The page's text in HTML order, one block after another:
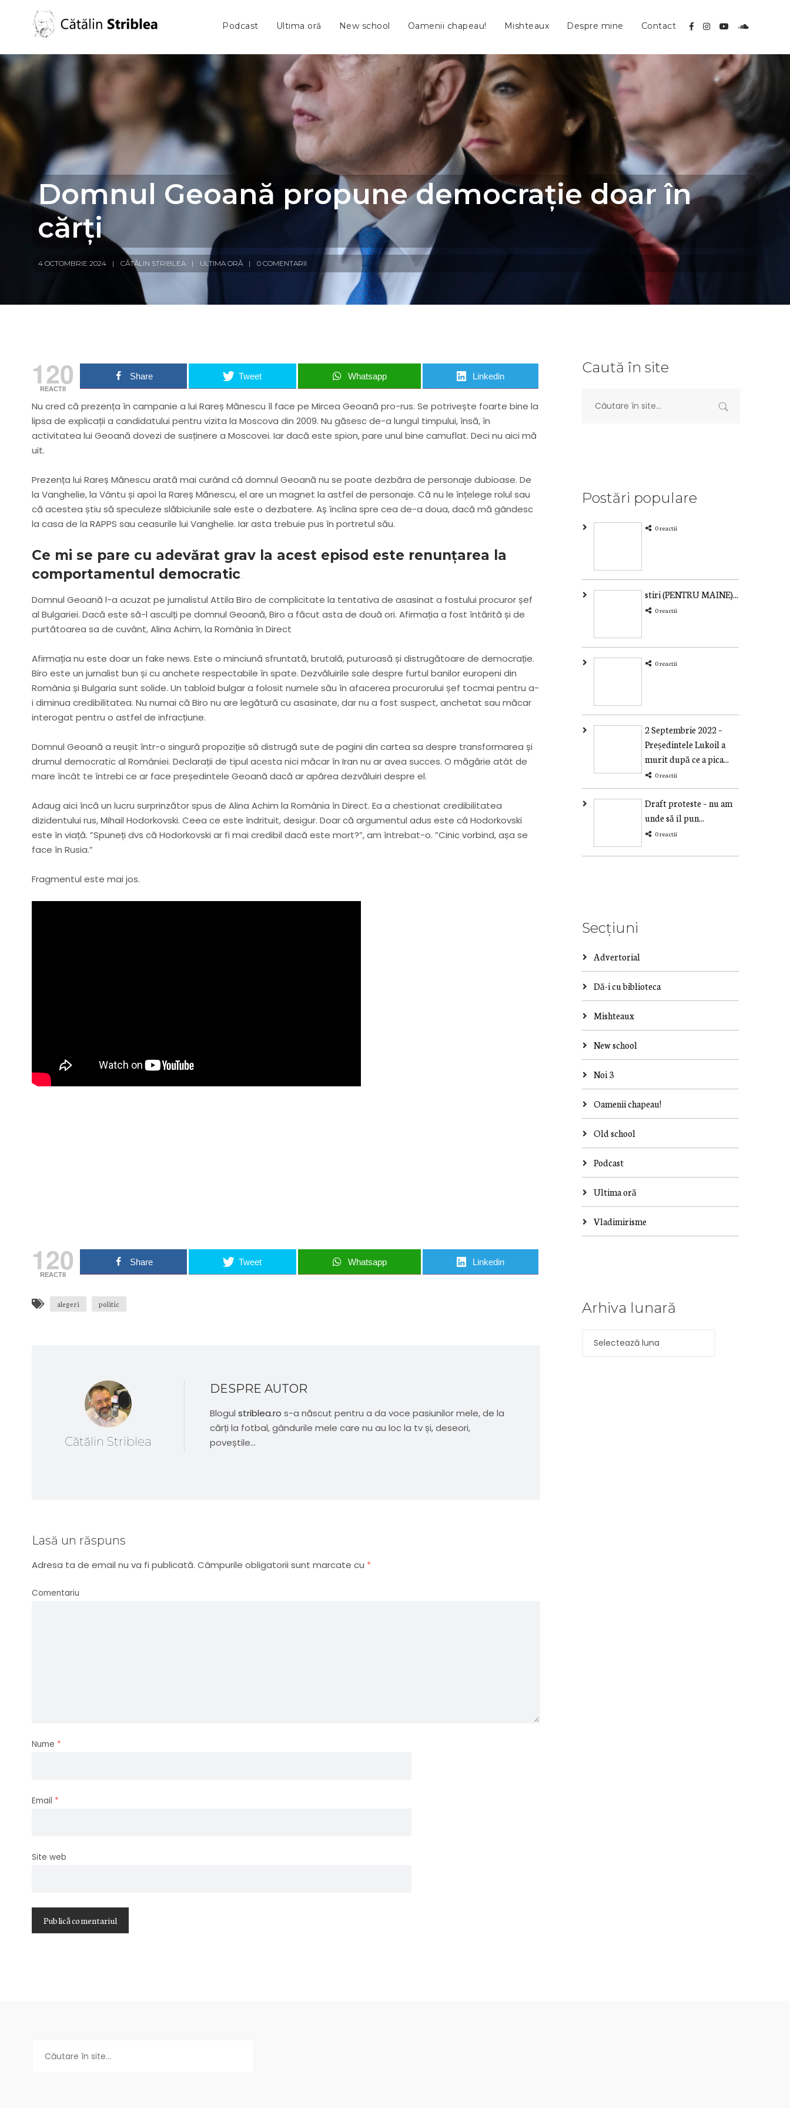
Podcast Ultima oră New school Oamenii chapeau! Mishteaux Despre mine Contact
Domnul Geoană propune democrație doar în
cărți
4 OCTOMBRIE 2024 CĂTĂLIN STRIBLEA ULTIMA ORĂ 0 COMENTARII
120
REACTII
Share Tweet Whatsapp Linkedin
Nu cred că prezența în campanie a lui Rareș Mănescu îl face pe Mircea Geoană pro-rus. Se potrivește foarte bine la
lipsa de explicații a candidatului pentru vizita la Moscova din 2009. Nu găsesc de-a lungul timpului, însă, în
activitatea lui Geoană dovezi de susținere a Moscovei. Iar dacă este spion, pare unul bine camuflat. Deci nu aici mă
uit.
Prezența lui Rareș Mănescu arată mai curând că domnul Geoană nu se poate dezbăra de personaje dubioase. De
la Vanghelie, la Vântu și apoi la Rareș Mănescu, el are un magnet la astfel de personaje. Că nu le înțelege rolul sau
că acestea știu să speculeze slăbiciunile sale este o dezbatere. Aș înclina spre cea de-a doua, dacă mă gândesc
la casa de la RAPPS sau ceasurile lui Vanghelie. Iar asta trebuie pus în portretul său.
Ce mi se pare cu adevărat grav la acest episod este renunțarea la
comportamentul democratic.
Domnul Geoană l-a acuzat pe jurnalistul Attila Biro de complicitate la tentativa de asasinat a fostului procuror șef
al Bulgariei. Dacă este să-l asculți pe domnul Geoană, Biro a făcut asta de două ori. Afirmația a fost întărită și de
purtătoarea sa de cuvânt, Alina Achim, la România în Direct
Afirmația nu este doar un fake news. Este o minciună sfruntată, brutală, puturoasă și distrugătoare de democrație.
Biro este un jurnalist bun și cu anchete respectabile în spate. Dezvăluirile sale despre furtul banilor europeni din
România și Bulgaria sunt solide. Un tabloid bulgar a folosit numele său în afacerea procurorului șef tocmai pentru a-
i diminua credibilitatea. Nu numai că Biro nu are legătură cu asasinate, dar nu a fost suspect, anchetat sau măcar
interogat pentru o astfel de infracțiune.
Domnul Geoană a reușit într-o singură propoziție să distrugă sute de pagini din cartea sa despre transformarea și
drumul democratic al României. Declarații de tipul acesta nici măcar în Iran nu ar avea succes. O măgărie atât de
mare încât te întrebi ce ar face președintele Geoană dacă ar apărea dezvăluiri despre el.
Adaug aici încă un lucru surprinzător spus de Alina Achim la România în Direct. Ea a chestionat credibilitatea
dizidentului rus, Mihail Hodorkovski. Ceea ce este îndrituit, desigur. Doar că argumentul adus este că Hodorkovski
este în viață. ”Spuneți dvs că Hodorkovski ar fi mai credibil dacă este mort?”, am întrebat-o. ”Cinic vorbind, așa se
face în Rusia.”
Fragmentul este mai jos.
120
REACTII
Share Tweet Whatsapp Linkedin
alegeri politic
Cătălin Striblea
DESPRE AUTOR
Blogul striblea.ro s-a născut pentru a da voce pasiunilor mele, de la
cărți la fotbal, gândurile mele care nu au loc la tv și, deseori,
poveștile...
Lasă un răspuns
Adresa ta de email nu va fi publicată. Câmpurile obligatorii sunt marcate cu *
Comentariu
Nume *
Email *
Site web
Caută în site
Postări populare
0 reactii
stiri (PENTRU MAINE)...
0 reactii
0 reactii
2 Septembrie 2022 –
Președintele Lukoil a
murit după ce a pica...
0 reactii
Draft proteste – nu am
unde să îl pun...
0 reactii
Secțiuni
Advertorial
Dă-i cu biblioteca
Mishteaux
New school
Noi 3
Oamenii chapeau!
Old school
Podcast
Ultima oră
Vladimirisme
Arhiva lunară